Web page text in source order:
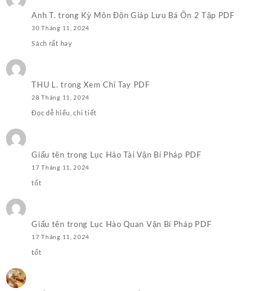
Anh T. trong Kỳ Môn Độn Giáp Lưu Bá Ôn 2 Tập PDF
30 Tháng 11, 2024
Sách rất hay
THU L. trongXem Chỉ Tay PDF
28 Tháng 11, 2024
Đọc dễ hiểu, chi tiết
Giấu tên trong Lục Hào Tài Vận Bí Pháp PDF
17 Tháng 11, 2024
tốt
Giấu tên trong Lục Hào Quan Vận Bí Pháp PDF
17 Tháng 11, 2024
tốt